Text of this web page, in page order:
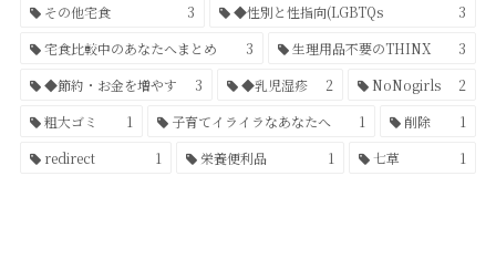
その他宅食
3 ◆性別と性指向(LGBTQs
3
宅食比較中のあなたへまとめ
3 生理用品不要のTHINX
3
◆節約・お金を増やす
3 ◆乳児湿疹 2 NoNogirls
2
粗大ゴミ
1 子育てイライラなあなたへ 1 削除
1
redirect
1 栄養便利品 1 七草 1